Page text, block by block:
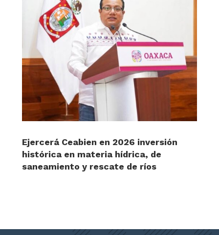
Ejercerá Ceabien en 2026 inversión
histórica en materia hídrica, de
saneamiento y rescate de ríos